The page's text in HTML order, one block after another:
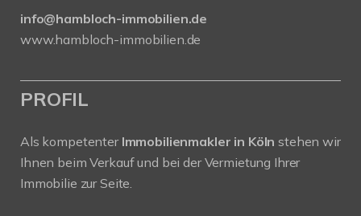
info@hambloch-immobilien.de
www.hambloch-immobilien.de
PROFIL
Als kompetenter Immobilienmakler in Köln stehen wir
Ihnen beim Verkauf und bei der Vermietung Ihrer
Immobilie zur Seite.